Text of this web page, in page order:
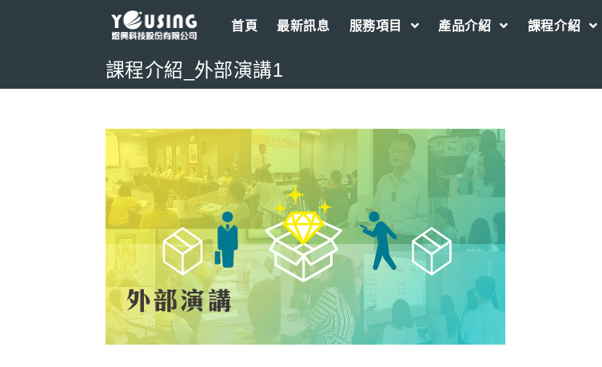
首頁 最新訊息 服務項目 產品介紹 課程介紹
課程介紹_外部演講1